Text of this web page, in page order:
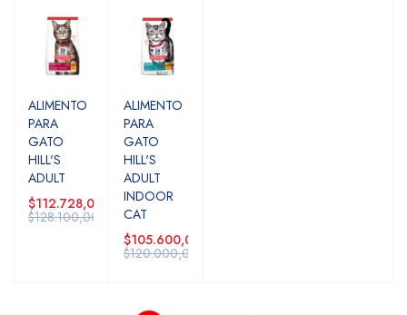
ALIMENTO
PARA
GATO
HILL'S
ADULT
$112.728,00
$128.100,00
ALIMENTO
PARA
GATO
HILL'S
ADULT
INDOOR
CAT
$105.600,00
$120.000,00